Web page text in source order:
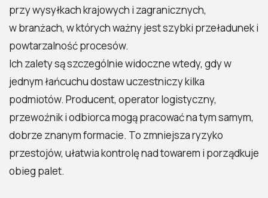
przy wysyłkach krajowych i zagranicznych,
w branżach, w których ważny jest szybki przeładunek i
powtarzalność procesów.
Ich zalety są szczególnie widoczne wtedy, gdy w
jednym łańcuchu dostaw uczestniczy kilka
podmiotów. Producent, operator logistyczny,
przewoźnik i odbiorca mogą pracować na tym samym,
dobrze znanym formacie. To zmniejsza ryzyko
przestojów, ułatwia kontrolę nad towarem i porządkuje
obieg palet.